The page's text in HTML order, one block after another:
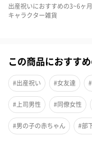
「aden + anais（エイデ
出産祝いにおすすめの
キャラクター雑貨
3~6ヶ
この商品におすす
#出産祝い #女友達
#上司男性 #同僚女性
#男の子の赤ちゃん #部